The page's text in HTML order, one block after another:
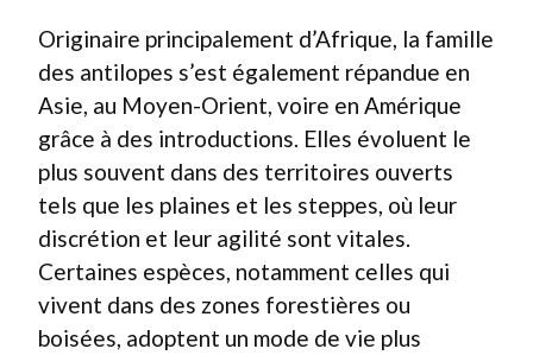
Originaire principalement d’Afrique, la famille
des antilopes s’est également répandue en
Asie, au Moyen-Orient, voire en Amérique
grâce à des introductions. Elles évoluent le
plus souvent dans des territoires ouverts
tels que les plaines et les steppes, où leur
discrétion et leur agilité sont vitales.
Certaines espèces, notamment celles qui
vivent dans des zones forestières ou
boisées, adoptent un mode de vie plus